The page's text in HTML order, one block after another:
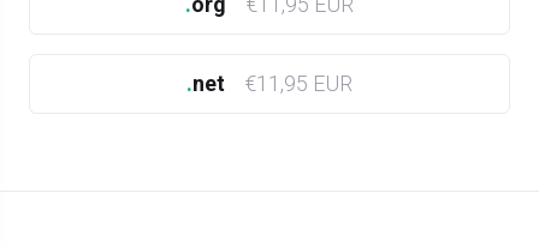
.net €11,95 EUR